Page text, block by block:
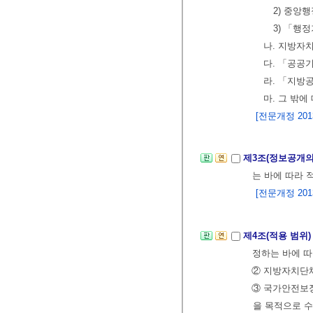
2) 중앙
3) 「행
나. 지방자
다. 「공공
라. 「지방
마. 그 밖에
[전문개정
제3조(정보공개
는 바에 따라
[전문개정
제4조(적용 범위)
정하는 바에
② 지방자치단
③ 국가안전보
을 목적으로